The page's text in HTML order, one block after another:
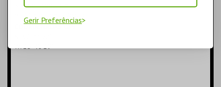
Gerir Preferências
Rua de Lisboa, s/n
COORDENADAS GPS